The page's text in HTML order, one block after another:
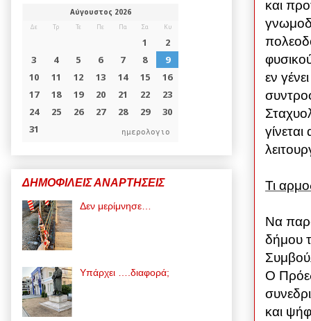
και
εν
Τι
Να
δήμου
Ο
και
ημερολογιο
ΔΗΜΟΦΙΛΕΙΣ ΑΝΑΡΤΗΣΕΙΣ
Δεν μερίμνησε…
Υπάρχει ….διαφορά;